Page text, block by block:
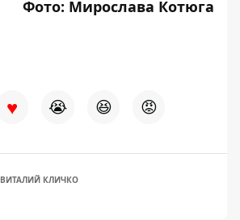
Фото: Мирослава Котюга
♥ 😭 😆 😡
ВИТАЛИЙ КЛИЧКО